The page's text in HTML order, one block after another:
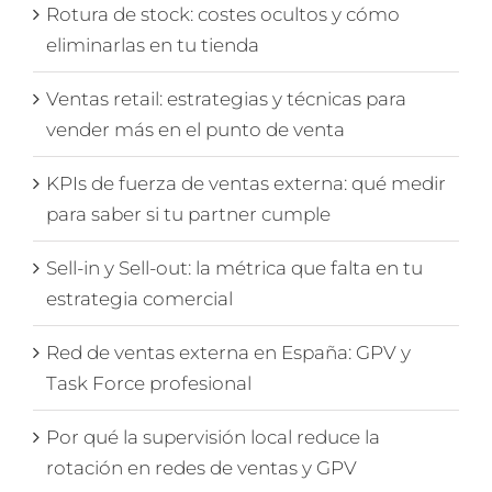
Rotura de stock: costes ocultos y cómo
eliminarlas en tu tienda
Ventas retail: estrategias y técnicas para
vender más en el punto de venta
KPIs de fuerza de ventas externa: qué medir
para saber si tu partner cumple
Sell-in y Sell-out: la métrica que falta en tu
estrategia comercial
Red de ventas externa en España: GPV y
Task Force profesional
Por qué la supervisión local reduce la
rotación en redes de ventas y GPV